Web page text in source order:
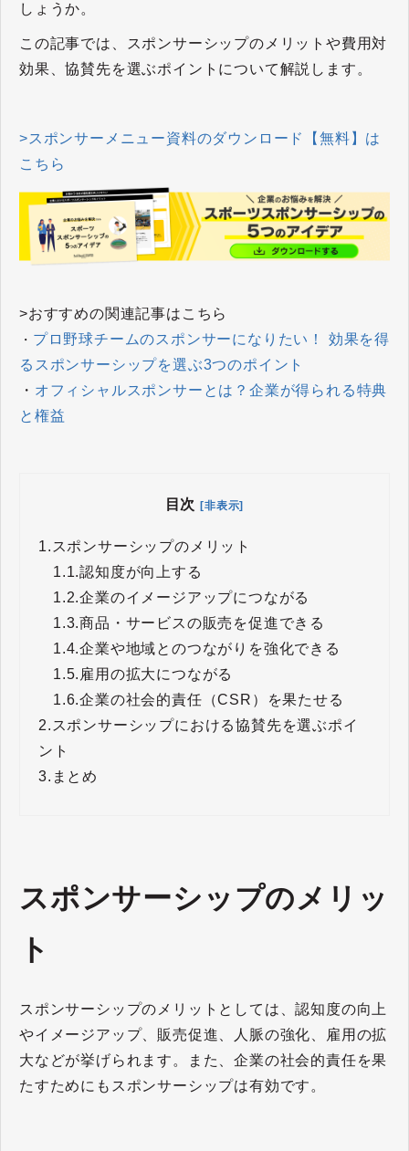
しょうか。
この記事では、スポンサーシップのメリットや費用対
効果、協賛先を選ぶポイントについて解説します。
>スポンサーメニュー資料のダウンロード【無料】は
こちら
>おすすめの関連記事はこちら
・ プロ野球チームのスポンサーになりたい！ 効果を得
るスポンサーシップを選ぶ3つのポイント
・ オフィシャルスポンサーとは？企業が得られる特典
と権益
目次 [非表示]
1. スポンサーシップのメリット
1.1.認知度が向上する
1.2.企業のイメージアップにつながる
1.3.商品・サービスの販売を促進できる
1.4.企業や地域とのつながりを強化できる
1.5. 雇用の拡大につながる
1.6.企業の社会的責任（CSR）を果たせる
2. スポンサーシップにおける協賛先を選ぶポイ
ント
3. まとめ
スポンサーシップのメリッ
ト
スポンサーシップのメリットとしては、認知度の向上
やイメージアップ、販売促進、人脈の強化、雇用の拡
大などが挙げられます。また、企業の社会的責任を果
たすためにもスポンサーシップは有効です。